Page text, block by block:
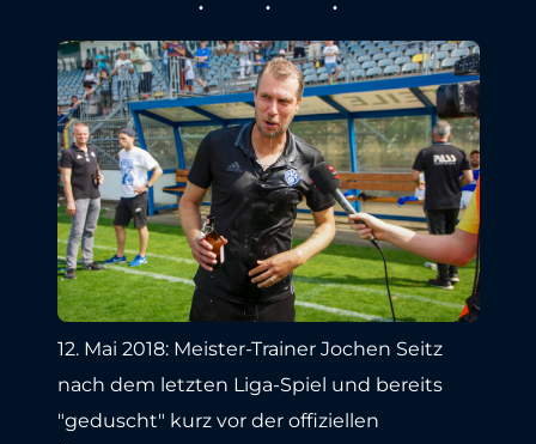
12. Mai 2018: Meister-Trainer Jochen Seitz
nach dem letzten Liga-Spiel und bereits
"geduscht" kurz vor der offiziellen